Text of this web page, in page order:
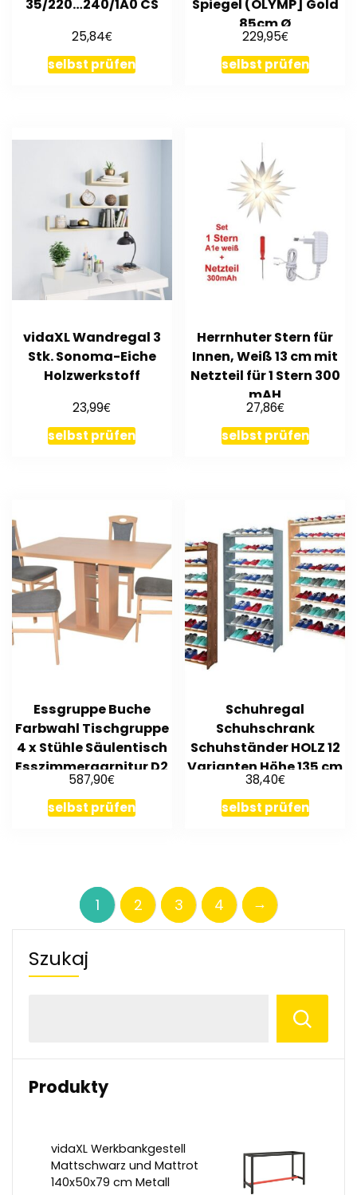
35/220…240/1A0 CS
25,84€
selbst prüfen
Spiegel (OLYMP] Gold
85cm Ø
229,95€
selbst prüfen
vidaXL Wandregal 3
Stk. Sonoma-Eiche
Holzwerkstoff
23,99€
selbst prüfen
Herrnhuter Stern für
Innen, Weiß 13 cm mit
Netzteil für 1 Stern 300
mAH
27,86€
selbst prüfen
Essgruppe Buche
Farbwahl Tischgruppe
4 x Stühle Säulentisch
Esszimmergarnitur D2
587,90€
selbst prüfen
Schuhregal
Schuhschrank
Schuhständer HOLZ 12
Varianten Höhe 135 cm
RBS-8
38,40€
selbst prüfen
1 2 3 4 →
Szukaj
Produkty
vidaXL Werkbankgestell
Mattschwarz und Mattrot
140x50x79 cm Metall